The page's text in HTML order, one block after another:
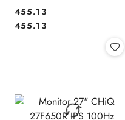
16,7Mio. DVI-D HDMI czarny
Cena:
455.13
Cena:
455.13